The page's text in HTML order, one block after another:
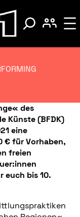
des
Künste (BFDK)
eine
€ für Vorhaben,
freien
euch bis 10.